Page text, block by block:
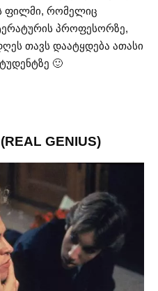
ფილმი, რომელიც
პროფესორზე,
თავს დაატყდება ათასი
🙂
GENIUS)